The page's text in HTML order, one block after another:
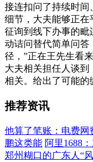
接连扣问了持续时间
细节，大夫能够正在
征询到线下办事的毗
动诘问替代简单问答
径，”正在王先生看
大夫相关担任人谈
相关。给出了可能的
推荐资讯
他算了笔账：电费网
鹏这类能 阿里1688
郑州糊口的广东人“